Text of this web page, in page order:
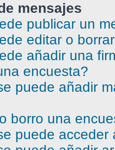
mensajes
publicar un
editar o
añadir una
encuesta?
puede añadir
borro una
puede acceder